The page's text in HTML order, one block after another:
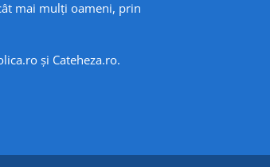
mai mulți oameni, prin
și Cateheza.ro.